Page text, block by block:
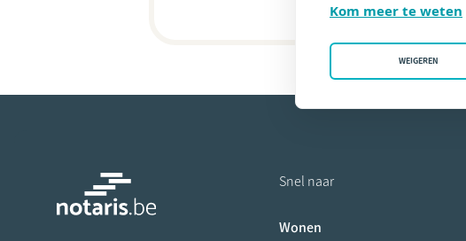
Snel naar
Wonen
Kom meer te weten
WEIGEREN